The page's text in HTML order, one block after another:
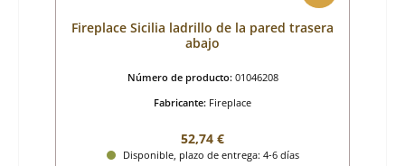
Fireplace Sicilia ladrillo de la pared trasera
abajo
Número de producto: 01046208
Fabricante: Fireplace
Precio normal:
52,74 €
Disponible, plazo de entrega: 4-6 días